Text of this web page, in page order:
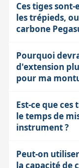
Ces tiges
les trépieds,
carbone
Ces tiges sont
carbone Pegasus
compatible avec
système. Elles ne
pas directement
Pourquoi
d'extension
pour ma
Les tiges
la monture de
à changer
dégagement
Est-ce que
le temps de
instrument ?
Indirectement,
Peut-on
la capacité de